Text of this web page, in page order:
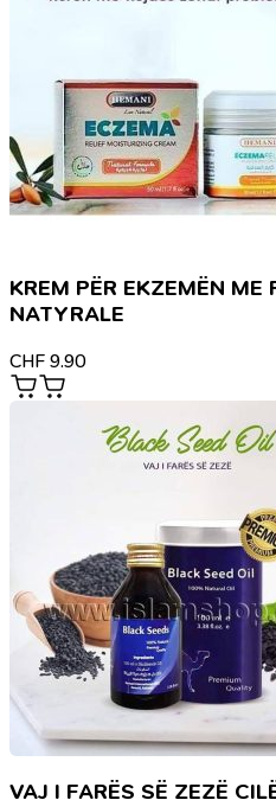
KREM PËR EKZEMËN ME
NATYRALE
CHF 9.90
VAJ I FARËS SË ZEZË